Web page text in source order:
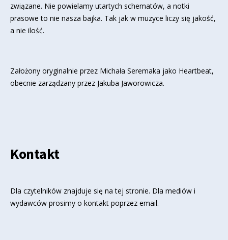
związane. Nie powielamy utartych schematów, a notki
prasowe to nie nasza bajka. Tak jak w muzyce liczy się jakość,
a nie ilość.
Założony oryginalnie przez Michała Seremaka jako Heartbeat,
obecnie zarządzany przez Jakuba Jaworowicza.
Kontakt
Dla czytelników znajduje się na tej stronie. Dla mediów i
wydawców prosimy o kontakt poprzez email.